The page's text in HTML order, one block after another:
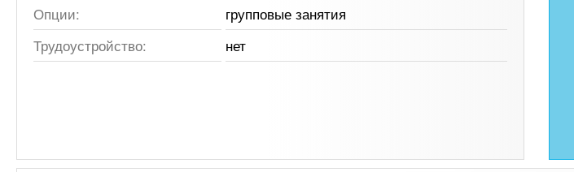
Опции:
групповые занятия
Трудоустройство:
нет